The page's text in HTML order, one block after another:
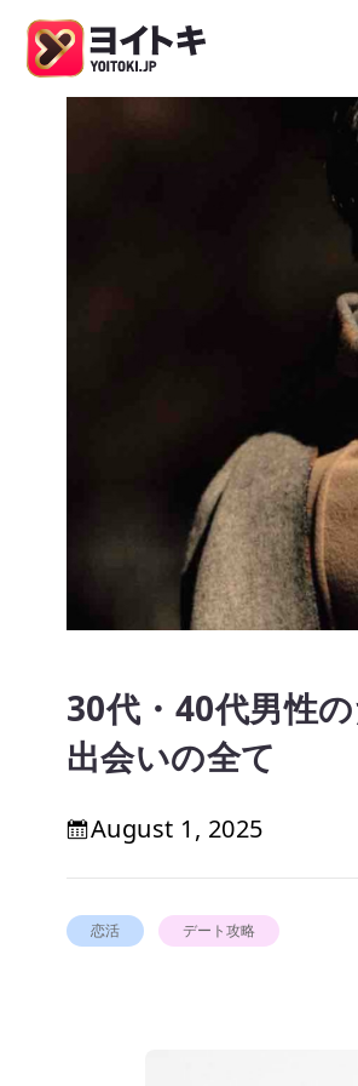
30代・40代男性
出会いの全て
August 1, 2025
恋活 デート攻略